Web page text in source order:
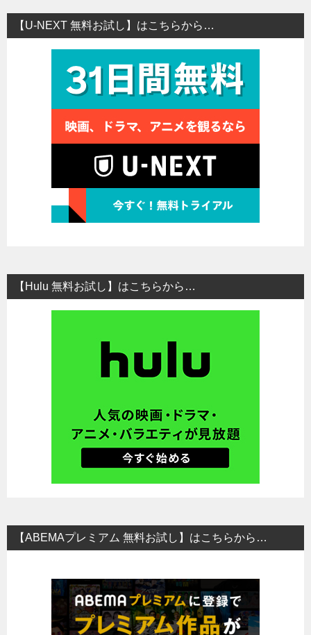
【U-NEXT 無料お試し】はこちらから…
【Hulu 無料お試し】はこちらから…
【ABEMAプレミアム 無料お試し】はこちらから…